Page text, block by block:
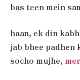
bas teen mein
haan, ek din
jab bhee padhen
socho mujhe,